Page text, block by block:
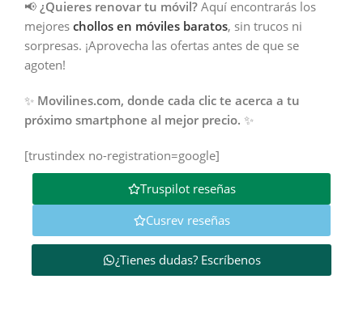
📢 ¿Quieres renovar tu móvil? Aquí encontrarás los
mejores chollos en móviles baratos, sin trucos ni
sorpresas. ¡Aprovecha las ofertas antes de que se
agoten!
✨ Movilines.com, donde cada clic te acerca a tu
próximo smartphone al mejor precio. ✨
[trustindex no-registration=google]
Truspilot reseñas
Cusrev reseñas
¿Tienes dudas? Escríbenos